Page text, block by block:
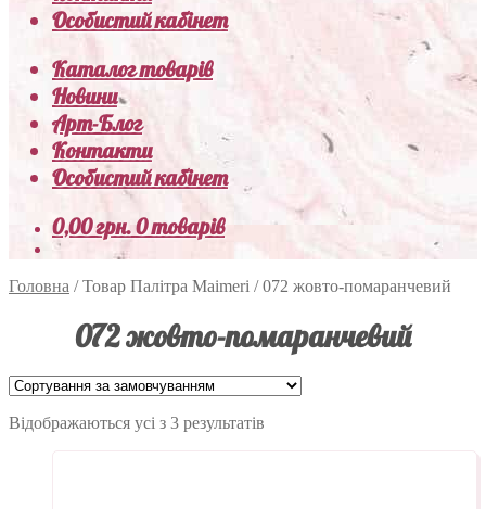
Особистий кабінет
Каталог товарів
Новини
Арт-Блог
Контакти
Особистий кабінет
0,00грн.0 товарів
Головна /Товар Палітра Maimeri /072 жовто-помаранчевий
072 жовто-помаранчевий
Відображаються усі з 3 результатів